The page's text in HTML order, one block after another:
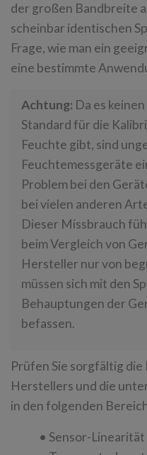
der großen Bandbreite
scheinbar identischen
Frage, wie man ein
eine bestimmte
Achtung: Da es
Standard für die
Feuchte gibt, sind
Feuchtemessgeräte
Problem bei den
bei vielen anderen
Dieser Missbrauch
beim Vergleich von
Hersteller nur von
müssen sich mit den
Behauptungen der
befassen.
Prüfen Sie sorgfältig
Herstellers und die
in den folgenden
• Sensor-Linearität